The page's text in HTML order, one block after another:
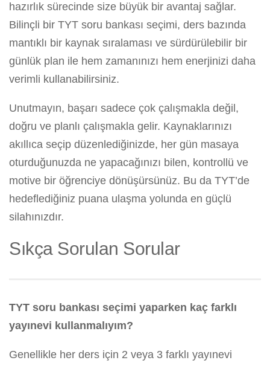
hazırlık sürecinde size büyük bir avantaj sağlar.
Bilinçli bir TYT soru bankası seçimi, ders bazında
mantıklı bir kaynak sıralaması ve sürdürülebilir bir
günlük plan ile hem zamanınızı hem enerjinizi daha
verimli kullanabilirsiniz.
Unutmayın, başarı sadece çok çalışmakla değil,
doğru ve planlı çalışmakla gelir. Kaynaklarınızı
akıllıca seçip düzenlediğinizde, her gün masaya
oturduğunuzda ne yapacağınızı bilen, kontrollü ve
motive bir öğrenciye dönüşürsünüz. Bu da TYT’de
hedeflediğiniz puana ulaşma yolunda en güçlü
silahınızdır.
Sıkça Sorulan Sorular
TYT soru bankası seçimi yaparken kaç farklı
yayınevi kullanmalıyım?
Genellikle her ders için 2 veya 3 farklı yayınevi